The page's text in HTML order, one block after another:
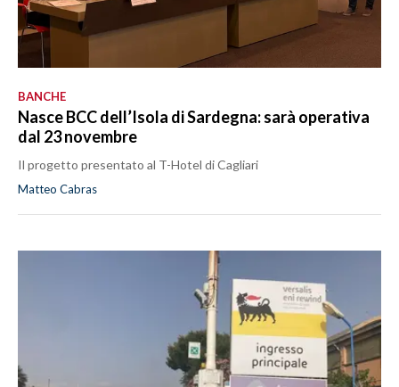
BANCHE
Nasce BCC dell’Isola di Sardegna: sarà operativa
dal 23 novembre
Il progetto presentato al T-Hotel di Cagliari
Matteo Cabras